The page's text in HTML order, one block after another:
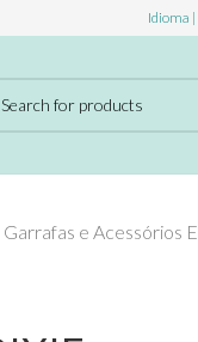
Idioma
Garrafas e Acessórios